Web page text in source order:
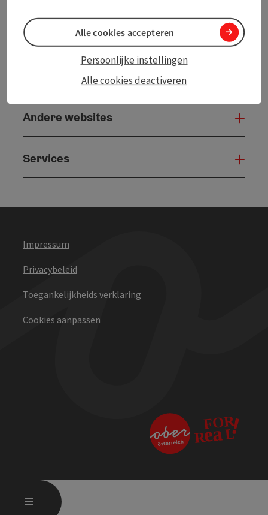
MENU
Andere websites
Services
Impressum
Privacybeleid
Toegankelijkheids verklaring
Cookies aanpassen
Alle cookies deactiveren
Persoonlijke instellingen
Alle cookies accepteren